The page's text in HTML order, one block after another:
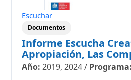
Escuchar
Documentos
Informe Escucha
Apropiación, Las
Año: 2019, 2024/ Programa: